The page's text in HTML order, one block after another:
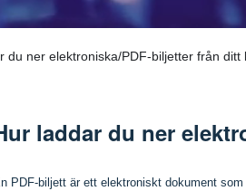
du ner elektroniska/PDF-biljetter från ditt
laddar du ner
PDF-biljett är ett elektroniskt dokument